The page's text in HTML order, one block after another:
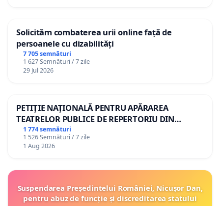
Solicităm combaterea urii online față de
persoanele cu dizabilități
7 705 semnături
1 627 Semnături / 7 zile
29 Jul 2026
PETIȚIE NAȚIONALĂ PENTRU APĂRAREA
TEATRELOR PUBLICE DE REPERTORIU DIN
ROMÂNIA
1 774 semnături
1 526 Semnături / 7 zile
1 Aug 2026
Suspendarea Președintelui României, Nicușor Dan,
pentru abuz de funcție și discreditarea statului